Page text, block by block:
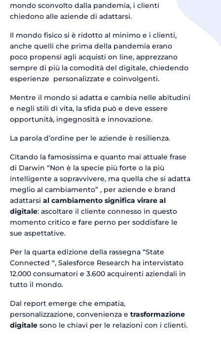
mondo sconvolto dalla pandemia, i clienti
chiedono alle aziende di adattarsi.
Il mondo fisico si è ridotto al minimo e i clienti,
anche quelli che prima della pandemia erano
poco propensi agli acquisti on line, apprezzano
sempre di più la comodità del digitale, chiedendo
esperienze personalizzate e coinvolgenti.
Mentre il mondo si adatta e cambia nelle abitudini
e negli stili di vita, la sfida può e deve essere
opportunità, ingegnosità e innovazione.
La parola d’ordine per le aziende è resilienza.
Citando la famosissima e quanto mai attuale frase
di Darwin “Non è la specie più forte o la più
intelligente a sopravvivere, ma quella che si adatta
meglio al cambiamento” , per aziende e brand
adattarsi al cambiamento significa virare al
digitale: ascoltare il cliente connesso in questo
momento critico e fare perno per soddisfare le
sue aspettative.
Per la quarta edizione della rassegna “State
Connected “, Salesforce Research ha intervistato
12.000 consumatori e 3.600 acquirenti aziendali in
tutto il mondo.
Dal report emerge che empatia,
personalizzazione, convenienza e trasformazione
digitale sono le chiavi per le relazioni con i clienti.